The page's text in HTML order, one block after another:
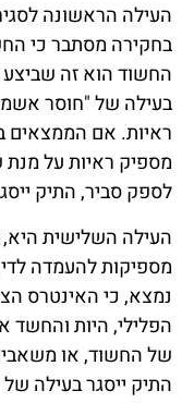
העילה הראשונה
בחקירה מסתבר כי
החשוד הוא זה שביצע
בעילה של "חוסר
ראיות. אם הממצאים
מספיק ראיות על
לספק סביר, התיק
העילה השלישית היא,
מספיקות להעמדה
נמצא, כי האינטרס
הפלילי, היות והחשד
של החשוד, או
התיק ייסגר בעילה של